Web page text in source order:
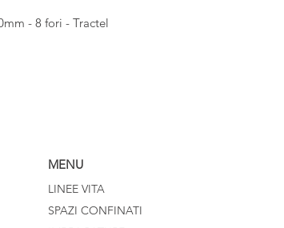
- 8 fori - Tractel
MENU
LINEE VITA
SPAZI CONFINATI